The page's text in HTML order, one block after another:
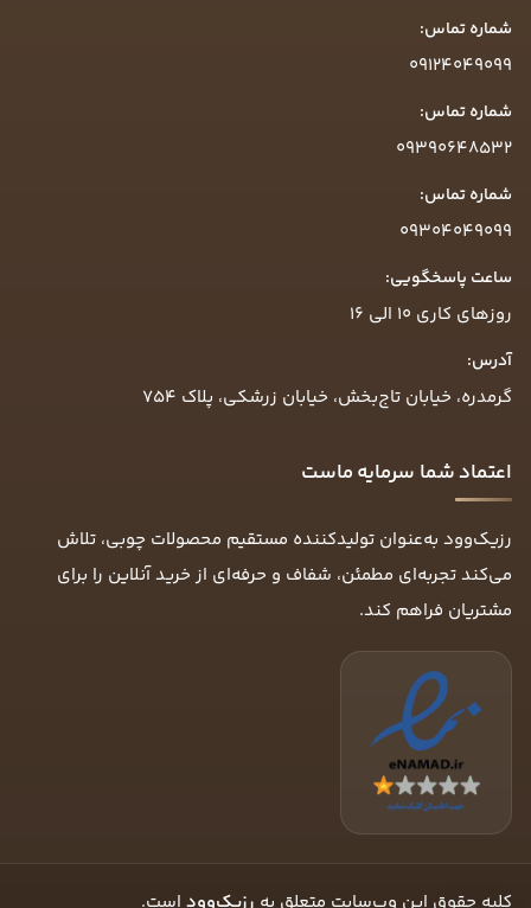
شماره تماس:
09124049099
شماره تماس:
09390648532
شماره تماس:
09304049099
ساعت پاسخگویی:
روزهای کاری ۱۰ الی ۱۶
آدرس:
گرمدره، خیابان تاج‌بخش، خیابان زرشکی، پلاک ۷۵۴
اعتماد شما سرمایه ماست
رزیک‌وود به‌عنوان تولیدکننده مستقیم محصولات چوبی، تلاش
می‌کند تجربه‌ای مطمئن، شفاف و حرفه‌ای از خرید آنلاین را برای
مشتریان فراهم کند.